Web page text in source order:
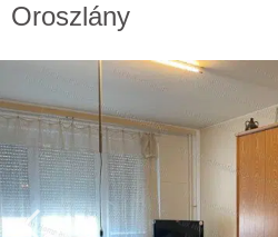
Oroszlány